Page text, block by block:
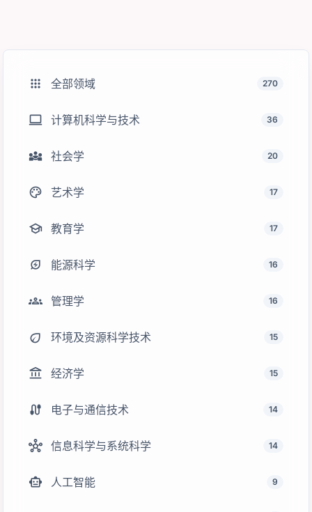
apps 全部领域 270
computer 计算机科学与技术 36
diversity_3 社会学 20
palette 艺术学 17
school 教育学 17
energy_savings_leaf 能源科学 16
groups 管理学 16
eco 环境及资源科学技术 15
account_balance 经济学 15
cable 电子与通信技术 14
hub 信息科学与系统科学 14
smart_toy 人工智能 9